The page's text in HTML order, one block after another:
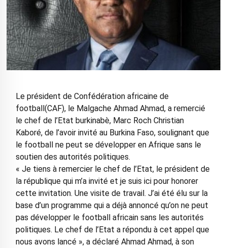
Le président de Confédération africaine de
football(CAF), le Malgache Ahmad Ahmad, a remercié
le chef de l’Etat burkinabè, Marc Roch Christian
Kaboré, de l’avoir invité au Burkina Faso, soulignant que
le football ne peut se développer en Afrique sans le
soutien des autorités politiques.
« Je tiens à remercier le chef de l’Etat, le président de
la république qui m’a invité et je suis ici pour honorer
cette invitation. Une visite de travail. J’ai été élu sur la
base d’un programme qui a déjà annoncé qu’on ne peut
pas développer le football africain sans les autorités
politiques. Le chef de l’Etat a répondu à cet appel que
nous avons lancé », a déclaré Ahmad Ahmad, à son